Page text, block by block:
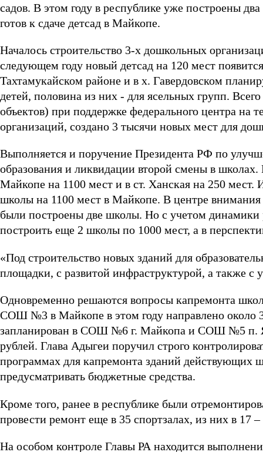
садов. В этом году в республике уже построены
готов к сдаче детсад в Майкопе.
Началось строительство 3-х дошкольных
следующем году новый детсад на 120 мест
Тахтамукайском районе и в х. Гавердовском
детей, половина из них - для ясельных групп.
объектов) при поддержке федерального центра на
организаций, создано 3 тысячи новых мест для
Выполняется и поручение Президента РФ по
образования и ликвидации второй смены в
Майкопе на 1100 мест и в ст. Ханская на 250 мест.
школы на 1100 мест в Майкопе. В центре внимания
были построены две школы. Но с учетом динамики
построить еще 2 школы по 1000 мест, а в
«Под строительство новых зданий для
площадки, с развитой инфраструктурой, а также
Одновременно решаются вопросы капремонта
СОШ №3 в Майкопе в этом году направлено около
запланирован в СОШ №6 г. Майкопа и СОШ №5 п.
рублей. Глава Адыгеи поручил строго
программах для капремонта зданий действующих
предусматривать бюджетные средства.
Кроме того, ранее в республике были
провести ремонт еще в 35 спортзалах, из них в 17 –
На особом контроле Главы РА находится